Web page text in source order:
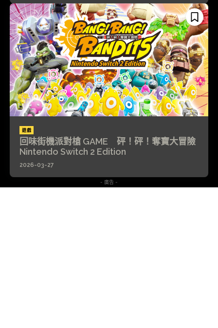
遊戲
回味街機派對槍 GAME 砰！砰！奪寶大冒險
Nintendo Switch 2 Edition
2026-03-27
- 廣告 -